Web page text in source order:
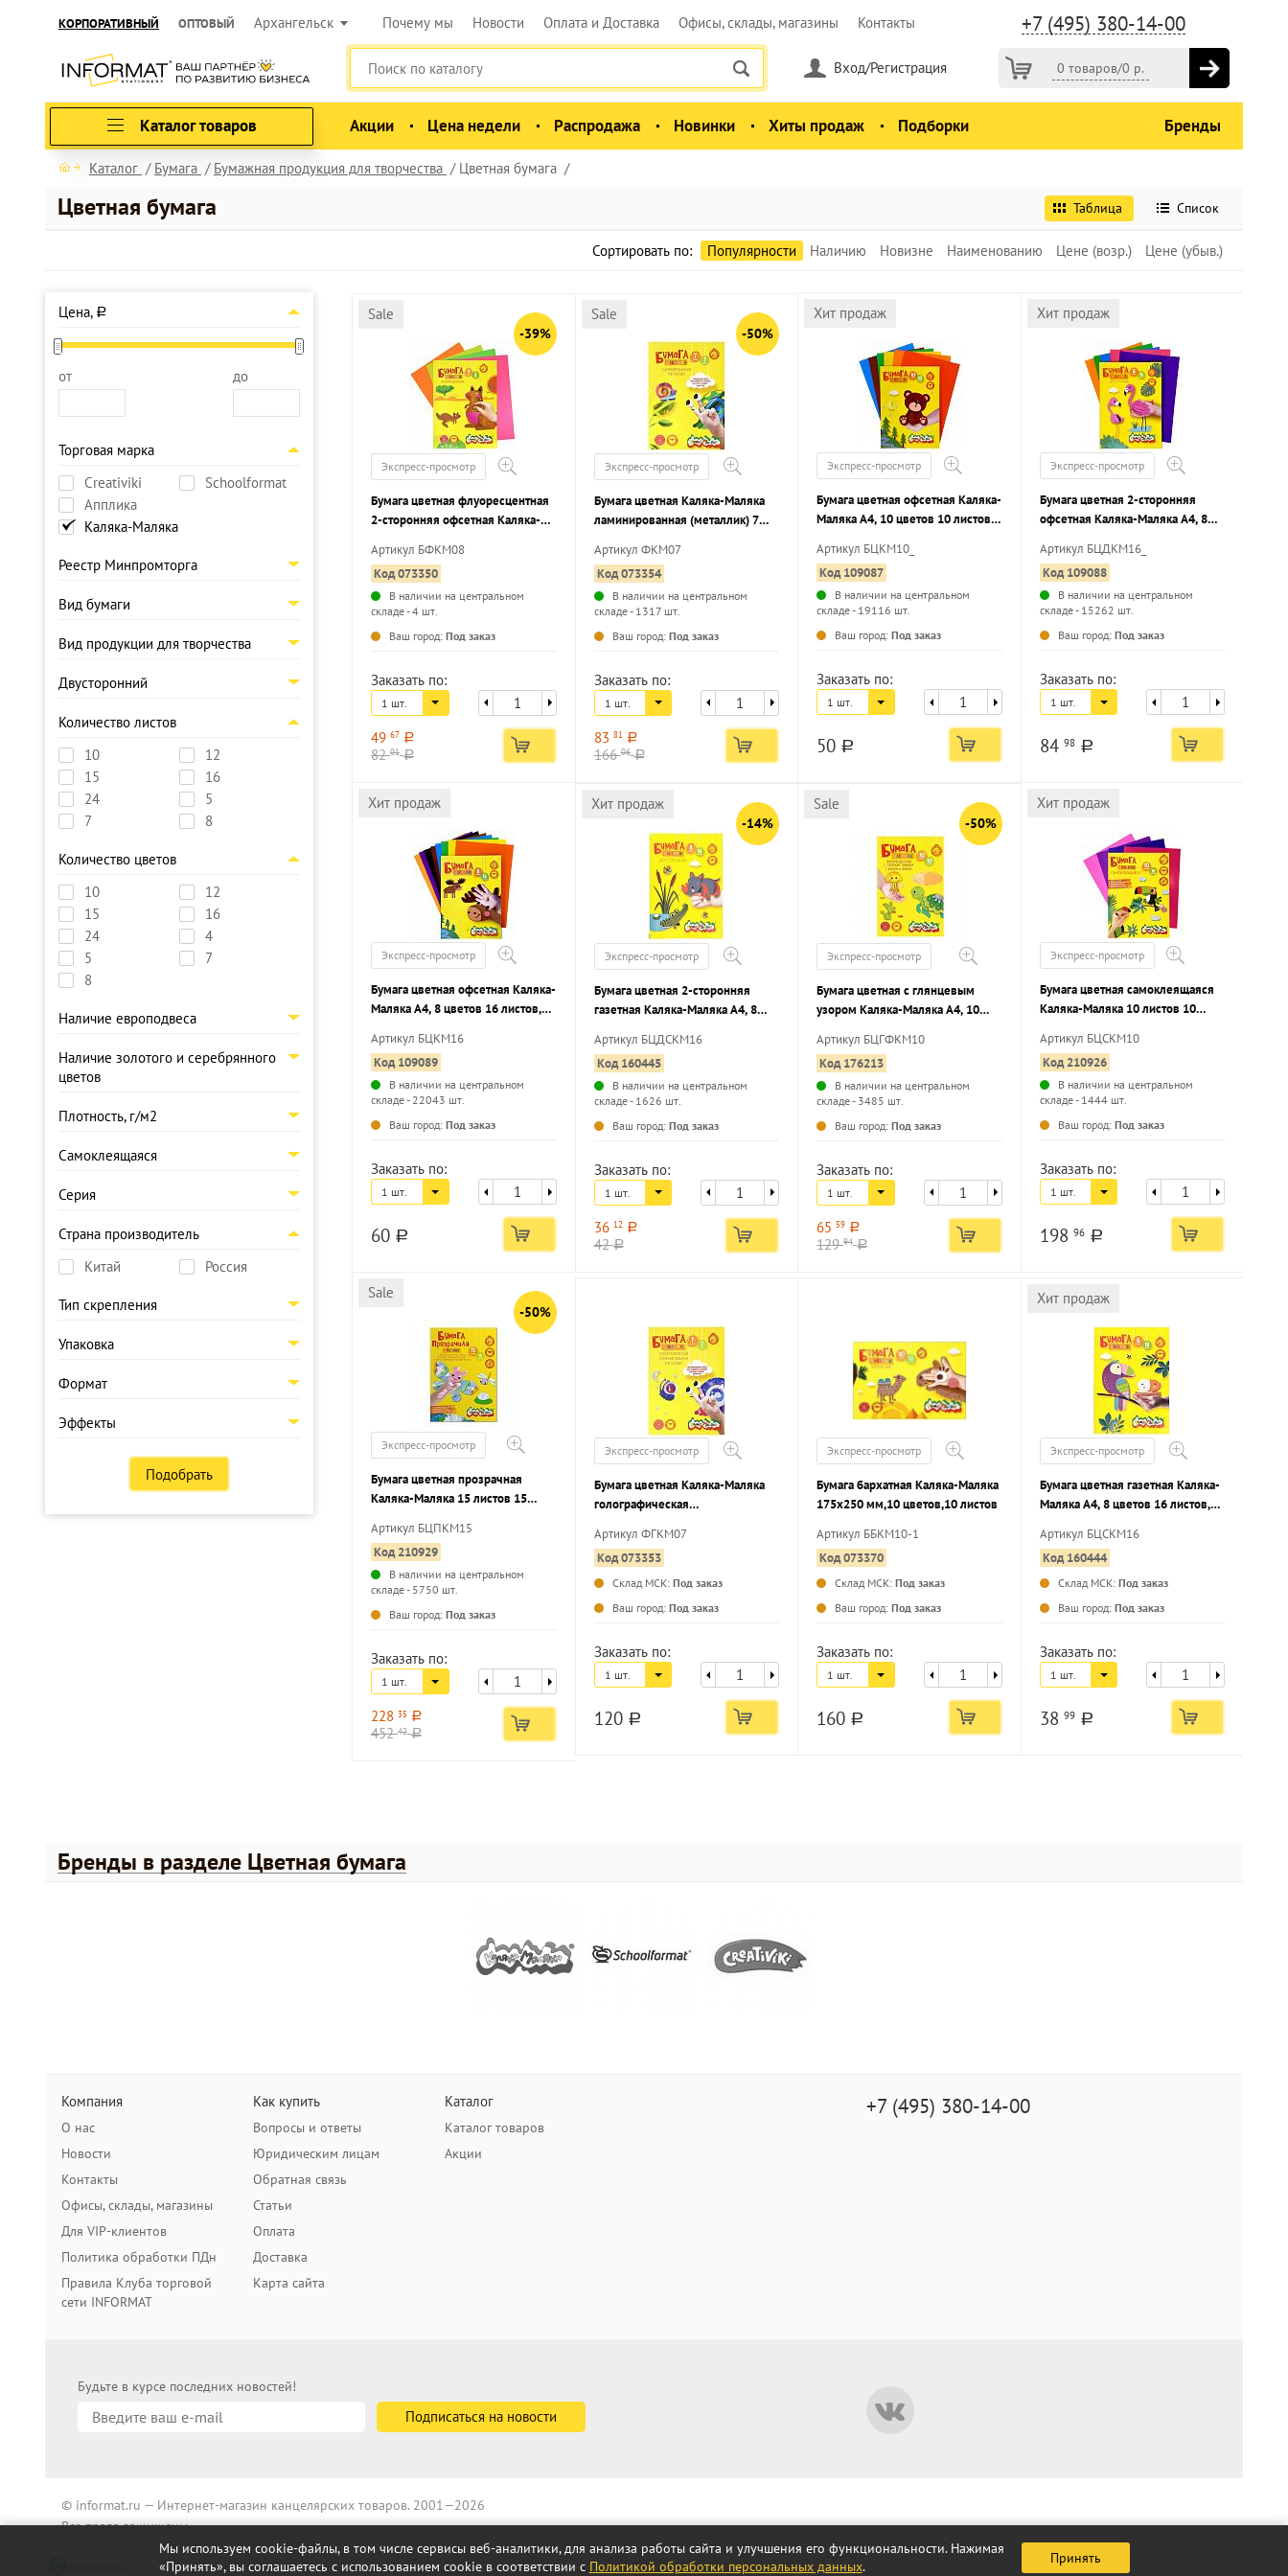
КОРПОРАТИВНЫЙ ОПТОВЫЙ Архангельск +7 (495) 380-14-00
Почему мы Новости Оплата и Доставка Офисы, склады, магазины Контакты
0 товаров/0 р.
Вход/Регистрация
Каталог товаров Акции Цена недели Распродажа Новинки Хиты продаж Подборки Бренды
Каталог Бумага Бумажная продукция для творчества Цветная бумага
Цветная бумага Таблица Список
Сортировать по: Популярности Наличию Новизне Наименованию Цене (возр.) Цене (убыв.)
Цена, a
от до
Торговая марка
Creativiki
Schoolformat
Апплика
Каляка-Маляка
Реестр Минпромторга
Вид бумаги
Вид продукции для творчества
Двусторонний
Количество листов
10
12
15
16
24
5
7
8
Количество цветов
10
12
15
16
24
4
5
7
8
Наличие европодвеса
Наличие золотого и серебрянного
цветов
Плотность, г/м2
Самоклеящаяся
Серия
Страна производитель
Китай
Россия
Тип скрепления
Упаковка
Формат
Эффекты
Подобрать
Sale
-39%
Экспресс-просмотр
Бумага цветная флуоресцентная
2-сторонняя офсетная Каляка-
м2 в папке 3+
Артикул БФКМ08
Код 073350
В наличии на центральном
складе - 4 шт.
Ваш город: Под заказ
Заказать по:
1 шт.
49 67 a
8201 a
Sale
-50%
Экспресс-просмотр
Бумага цветная Каляка-Маляка
ламинированная (металлик) 7
папке
Артикул ФКМ07
Код 073354
В наличии на центральном
складе - 1317 шт.
Ваш город: Под заказ
Заказать по:
1 шт.
83 81 a
16606 a
Хит продаж
Экспресс-просмотр
Бумага цветная офсетная Каляка-
Маляка А4, 10 цветов 10 листов,
Артикул БЦКМ10_
Код 109087
В наличии на центральном
складе - 19116 шт.
Ваш город: Под заказ
Заказать по:
1 шт.
50 a
Хит продаж
Экспресс-просмотр
Бумага цветная 2-сторонняя
офсетная Каляка-Маляка А4, 8
папке 3+
Артикул БЦДКМ16_
Код 109088
В наличии на центральном
складе - 15262 шт.
Ваш город: Под заказ
Заказать по:
1 шт.
84 98 a
Хит продаж
Экспресс-просмотр
Бумага цветная офсетная Каляка-
Маляка А4, 8 цветов 16 листов,
Артикул БЦКМ16
Код 109089
В наличии на центральном
складе - 22043 шт.
Ваш город: Под заказ
Заказать по:
1 шт.
60 a
Хит продаж
-14%
Экспресс-просмотр
Бумага цветная 2-сторонняя
газетная Каляка-Маляка А4, 8
скрепке 3+
Артикул БЦДСКМ16
Код 160445
В наличии на центральном
складе - 1626 шт.
Ваш город: Под заказ
Заказать по:
1 шт.
36 12 a
42a
Sale
-50%
Экспресс-просмотр
Бумага цветная с глянцевым
узором Каляка-Маляка А4, 10
золотом и серебром 10 листов,
170 г/м2 в папке
Артикул БЦГФКМ10
Код 176213
В наличии на центральном
складе - 3485 шт.
Ваш город: Под заказ
Заказать по:
1 шт.
65 59 a
12994 a
Хит продаж
Экспресс-просмотр
Бумага цветная самоклеящаяся
Каляка-Маляка 10 листов 10
Артикул БЦСКМ10
Код 210926
В наличии на центральном
складе - 1444 шт.
Ваш город: Под заказ
Заказать по:
1 шт.
198 96 a
Sale
-50%
Экспресс-просмотр
Бумага цветная прозрачная
Каляка-Маляка 15 листов 15
Артикул БЦПКМ15
Код 210929
В наличии на центральном
складе - 5750 шт.
Ваш город: Под заказ
Заказать по:
1 шт.
228 35 a
45242 a
Экспресс-просмотр
Бумага цветная Каляка-Маляка
голографическая
листов, 7 цветов, A4 (194*285) в
папке
Артикул ФГКМ07
Код 073353
Склад МСК: Под заказ
Ваш город: Под заказ
Заказать по:
1 шт.
120 a
Экспресс-просмотр
Бумага бархатная Каляка-Маляка
175х250 мм,10 цветов,10 листов
Артикул ББКМ10-1
Код 073370
Склад МСК: Под заказ
Ваш город: Под заказ
Заказать по:
1 шт.
160 a
Хит продаж
Экспресс-просмотр
Бумага цветная газетная Каляка-
Маляка А4, 8 цветов 16 листов,
Артикул БЦСКМ16
Код 160444
Склад МСК: Под заказ
Ваш город: Под заказ
Заказать по:
1 шт.
38 99 a
Бренды в разделе Цветная бумага
Компания
О нас
Новости
Контакты
Офисы, склады, магазины
Для VIP-клиентов
Политика обработки ПДн
Правила Клуба торговой
сети INFORMAT
Как купить
Вопросы и ответы
Юридическим лицам
Обратная связь
Статьи
Оплата
Доставка
Карта сайта
Каталог
Каталог товаров
Акции
+7 (495) 380-14-00
Будьте в курсе последних новостей!
© informat.ru — Интернет-магазин канцелярских товаров. 2001—2026
Все права защищены
Мы используем cookie-файлы, в том числе сервисы веб-аналитики, для анализа работы сайта и улучшения его функциональности. Нажимая
«Принять», вы соглашаетесь с использованием cookie в соответствии с Политикой обработки персональных данных. Принять